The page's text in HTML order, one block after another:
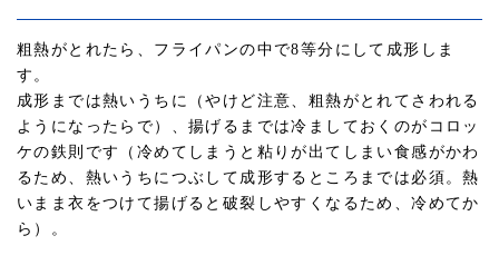
粗熱がとれたら、フライパンの中で8等分にして成形しま
す。
成形までは熱いうちに（やけど注意、粗熱がとれてさわれる
ようになったらで）、揚げるまでは冷ましておくのがコロッ
ケの鉄則です（冷めてしまうと粘りが出てしまい食感がかわ
るため、熱いうちにつぶして成形するところまでは必須。熱
いまま衣をつけて揚げると破裂しやすくなるため、冷めてか
ら）。